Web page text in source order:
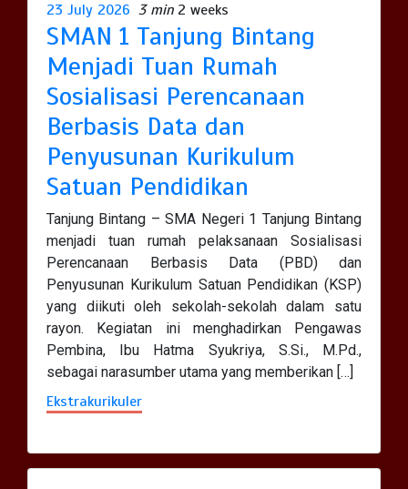
Upacara Bendera Hari Pertama
Sekolah
3 min
23 July 2026 3 min 2 weeks
SMAN 1 Tanjung Bintang
Menjadi Tuan Rumah
Sosialisasi Perencanaan
Berbasis Data dan
Penyusunan Kurikulum
Satuan Pendidikan
Tanjung Bintang – SMA Negeri 1 Tanjung Bintang
menjadi tuan rumah pelaksanaan Sosialisasi
Perencanaan Berbasis Data (PBD) dan
Penyusunan Kurikulum Satuan Pendidikan (KSP)
yang diikuti oleh sekolah-sekolah dalam satu
rayon. Kegiatan ini menghadirkan Pengawas
Pembina, Ibu Hatma Syukriya, S.Si., M.Pd.,
sebagai narasumber utama yang memberikan […]
Ekstrakurikuler